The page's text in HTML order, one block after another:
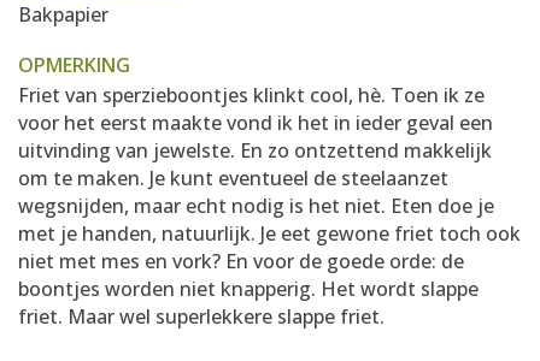
Bakpapier
OPMERKING
Friet van sperzieboontjes klinkt cool, hè. Toen ik ze
voor het eerst maakte vond ik het in ieder geval een
uitvinding van jewelste. En zo ontzettend makkelijk
om te maken. Je kunt eventueel de steelaanzet
wegsnijden, maar echt nodig is het niet. Eten doe je
met je handen, natuurlijk. Je eet gewone friet toch ook
niet met mes en vork? En voor de goede orde: de
boontjes worden niet knapperig. Het wordt slappe
friet. Maar wel superlekkere slappe friet.